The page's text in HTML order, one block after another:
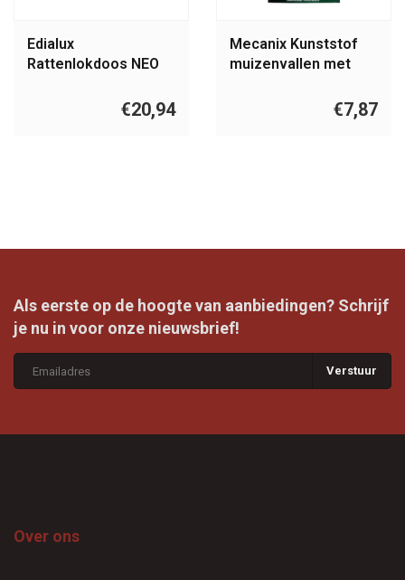
Edialux
Rattenlokdoos NEO
€20,94
Mecanix Kunststof
muizenvallen met
€7,87
Als eerste op de hoogte van aanbiedingen? Schrijf
je nu in voor onze nieuwsbrief!
Verstuur
Over ons